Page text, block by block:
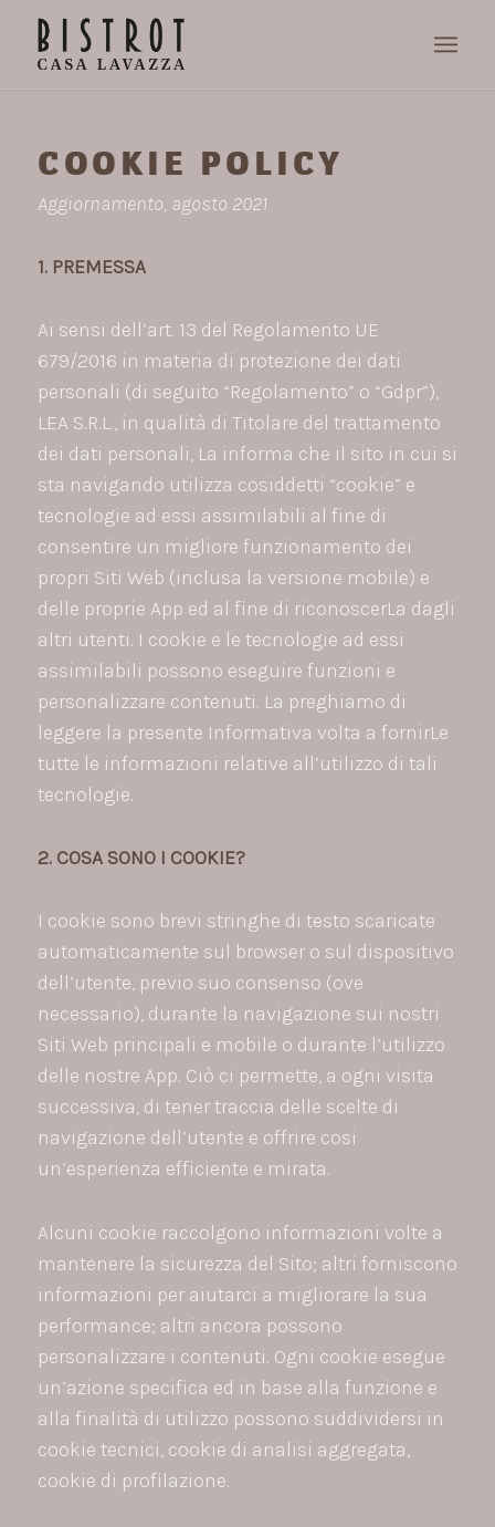
COOKIE POLICY
Aggiornamento, agosto 2021
1. PREMESSA
Ai sensi dell’art. 13 del Regolamento UE
679/2016 in materia di protezione dei dati
personali (di seguito “Regolamento” o “Gdpr”),
LEA S.R.L., in qualità di Titolare del trattamento
dei dati personali, La informa che il sito in cui si
sta navigando utilizza cosiddetti “cookie” e
tecnologie ad essi assimilabili al fine di
consentire un migliore funzionamento dei
propri Siti Web (inclusa la versione mobile) e
delle proprie App ed al fine di riconoscerLa dagli
altri utenti. I cookie e le tecnologie ad essi
assimilabili possono eseguire funzioni e
personalizzare contenuti. La preghiamo di
leggere la presente Informativa volta a fornirLe
tutte le informazioni relative all’utilizzo di tali
tecnologie.
2. COSA SONO I COOKIE?
I cookie sono brevi stringhe di testo scaricate
automaticamente sul browser o sul dispositivo
dell’utente, previo suo consenso (ove
necessario), durante la navigazione sui nostri
Siti Web principali e mobile o durante l’utilizzo
delle nostre App. Ciò ci permette, a ogni visita
successiva, di tener traccia delle scelte di
navigazione dell’utente e offrire cosi
un’esperienza efficiente e mirata.
Alcuni cookie raccolgono informazioni volte a
mantenere la sicurezza del Sito; altri forniscono
informazioni per aiutarci a migliorare la sua
performance; altri ancora possono
personalizzare i contenuti. Ogni cookie esegue
un’azione specifica ed in base alla funzione e
alla finalità di utilizzo possono suddividersi in
cookie tecnici, cookie di analisi aggregata,
cookie di profilazione.